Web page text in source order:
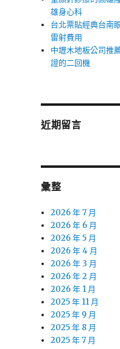
雄身心科
台北票貼經典台南
雷射費用
中壢木地板公司推
證的二回機
近期留言
彙整
2026 年 7 月
2026 年 6 月
2026 年 5 月
2026 年 4 月
2026 年 3 月
2026 年 2 月
2026 年 1 月
2025 年 11 月
2025 年 9 月
2025 年 8 月
2025 年 7 月